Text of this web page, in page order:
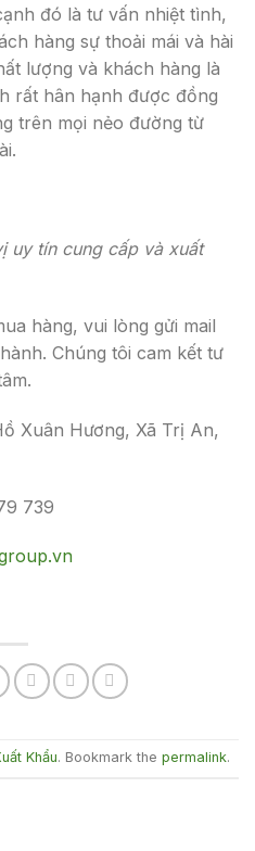
đó là tư vấn nhiệt tình,
hàng sự thoải mái và hài
lượng và khách hàng là
rất hân hạnh được đồng
trên mọi nẻo đường từ
uy tín cung cấp và xuất
hàng, vui lòng gửi mail
Chúng tôi cam kết tư
Xuân Hương, Xã Trị An,
739
Khẩu. Bookmark the permalink.